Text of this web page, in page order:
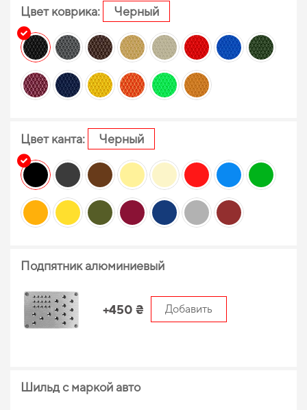
Цвет коврика: Черный
Цвет канта: Черный
Подпятник алюминиевый
+450 ₴ Добавить
Шильд с маркой авто